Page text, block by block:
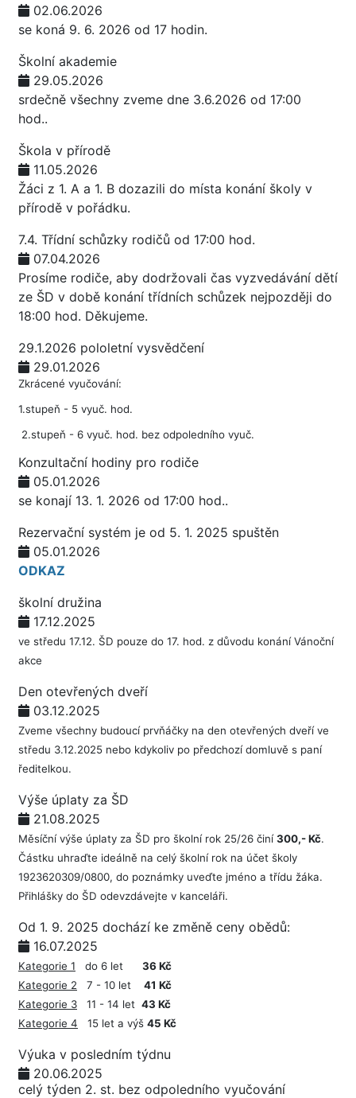
02.06.2026
se koná 9. 6. 2026 od 17 hodin.
Školní akademie
29.05.2026
srdečně všechny zveme dne 3.6.2026 od 17:00
hod..
Škola v přírodě
11.05.2026
Žáci z 1. A a 1. B dozazili do místa konání školy v
přírodě v pořádku.
7.4. Třídní schůzky rodičů od 17:00 hod.
07.04.2026
Prosíme rodiče, aby dodržovali čas vyzvedávání dětí
ze ŠD v době konání třídních schůzek nejpozději do
18:00 hod. Děkujeme.
29.1.2026 pololetní vysvědčení
29.01.2026
Zkrácené vyučování:
1.stupeň - 5 vyuč. hod.
2.stupeň - 6 vyuč. hod. bez odpoledního vyuč.
Konzultační hodiny pro rodiče
05.01.2026
se konají 13. 1. 2026 od 17:00 hod..
Rezervační systém je od 5. 1. 2025 spuštěn
05.01.2026
ODKAZ
školní družina
17.12.2025
ve středu 17.12. ŠD pouze do 17. hod. z důvodu konání Vánoční
akce
Den otevřených dveří
03.12.2025
Zveme všechny budoucí prvňáčky na den otevřených dveří ve
středu 3.12.2025 nebo kdykoliv po předchozí domluvě s paní
ředitelkou.
Výše úplaty za ŠD
21.08.2025
Měsíční výše úplaty za ŠD pro školní rok 25/26 činí300,- Kč.
Částku uhraďte ideálně na celý školní rok na účet školy
1923620309/0800, do poznámky uveďte jméno a třídu žáka.
Přihlášky do ŠD odevzdávejte v kanceláři.
Od 1. 9. 2025 dochází ke změně ceny obědů:
16.07.2025
Kategorie 1 do 6 let 36 Kč
Kategorie 2 7 - 10 let 41 Kč
Kategorie 3 11 - 14 let 43 Kč
Kategorie 4 15 let a výš 45 Kč
Výuka v posledním týdnu
20.06.2025
celý týden 2. st. bez odpoledního vyučování